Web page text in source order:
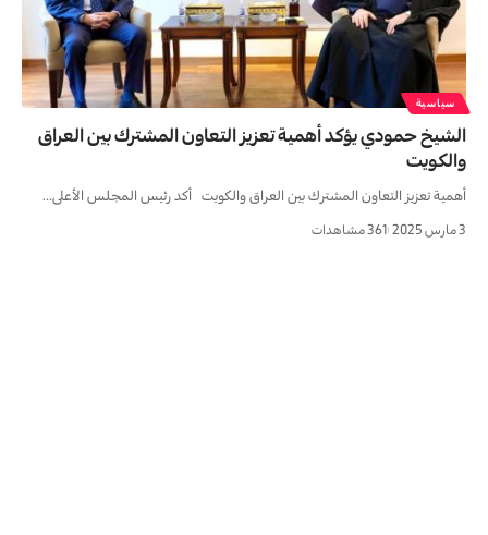
سياسية
الشيخ حمودي يؤكد أهمية تعزيز التعاون المشترك بين العراق
والكويت
أهمية تعزيز التعاون المشترك بين العراق والكويت أكد رئيس المجلس الأعلى…
3 مارس 2025 361 مشاهدات